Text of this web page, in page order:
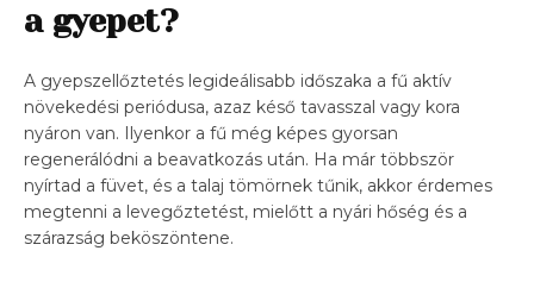
a gyepet?
A gyepszellőztetés legideálisabb időszaka a fű aktív
növekedési periódusa, azaz késő tavasszal vagy kora
nyáron van. Ilyenkor a fű még képes gyorsan
regenerálódni a beavatkozás után. Ha már többször
nyírtad a füvet, és a talaj tömörnek tűnik, akkor érdemes
megtenni a levegőztetést, mielőtt a nyári hőség és a
szárazság beköszöntene.